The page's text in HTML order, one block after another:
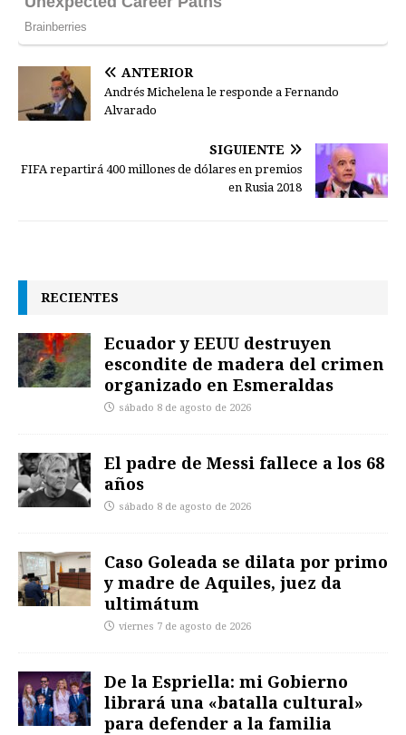
ANTERIOR
Andrés Michelena le responde a Fernando
Alvarado
SIGUIENTE
FIFA repartirá 400 millones de dólares en premios
en Rusia 2018
RECIENTES
Ecuador y EEUU destruyen
escondite de madera del crimen
organizado en Esmeraldas
sábado 8 de agosto de 2026
El padre de Messi fallece a los 68
años
sábado 8 de agosto de 2026
Caso Goleada se dilata por primo
y madre de Aquiles, juez da
ultimátum
viernes 7 de agosto de 2026
De la Espriella: mi Gobierno
librará una «batalla cultural»
para defender a la familia